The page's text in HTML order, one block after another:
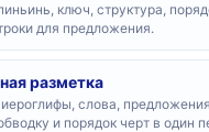
ключ, структура,
для предложения.
разметка
слова,
и порядок черт в один